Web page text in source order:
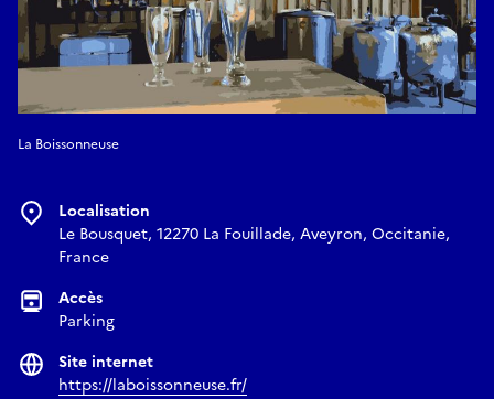
La Boissonneuse
Localisation
Le Bousquet, 12270 La Fouillade, Aveyron, Occitanie,
France
Accès
Parking
Site internet
https://laboissonneuse.fr/